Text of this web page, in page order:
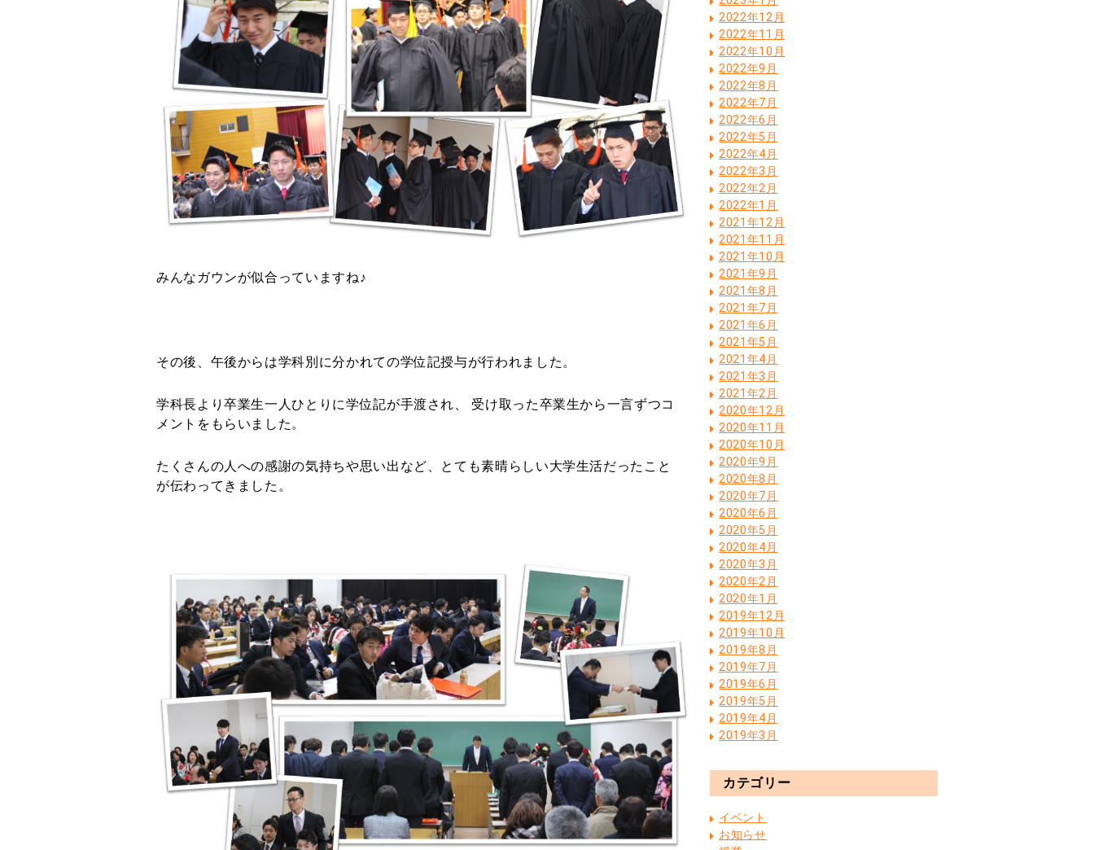
みんなガウンが似合っていますね♪
その後、午後からは学科別に分かれての学位記授与が行われました。
学科長より卒業生一人ひとりに学位記が手渡され、 受け取った卒業生から一言ずつコ
メントをもらいました。
たくさんの人への感謝の気持ちや思い出など、とても素晴らしい大学生活だったこと
が伝わってきました。
2022年12月
2022年11月
2022年10月
2022年9月
2022年8月
2022年7月
2022年6月
2022年5月
2022年4月
2022年3月
2022年2月
2022年1月
2021年12月
2021年11月
2021年10月
2021年9月
2021年8月
2021年7月
2021年6月
2021年5月
2021年4月
2021年3月
2021年2月
2020年12月
2020年11月
2020年10月
2020年9月
2020年8月
2020年7月
2020年6月
2020年5月
2020年4月
2020年3月
2020年2月
2020年1月
2019年12月
2019年10月
2019年8月
2019年7月
2019年6月
2019年5月
2019年4月
2019年3月
カテゴリー
イベント
お知らせ